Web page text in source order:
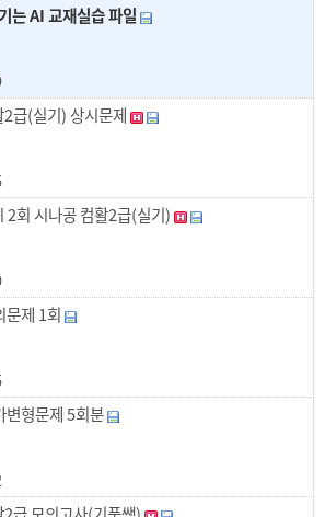
는 AI 교재실습 파일
급(실기) 상시문제
2회 시나공 컴활2급(실기)
문제 1회
변형문제 5회분